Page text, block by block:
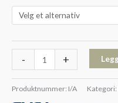
- +
Produktnummer: I/A Kategori: